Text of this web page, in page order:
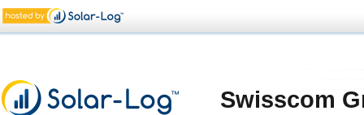
Swisscom
SIM - Martigny - 1706-01
SIM - Meilen - 1171-01
SIM - Moudon - 1645-01
SIM - Möhlin - 1578